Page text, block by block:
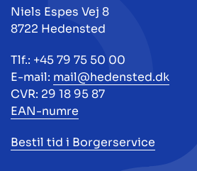
Niels Espes Vej 8
8722 Hedensted
Tlf.: +45 79 75 50 00
E-mail: mail@hedensted.dk
CVR: 29 18 95 87
EAN-numre
Bestil tid i Borgerservice